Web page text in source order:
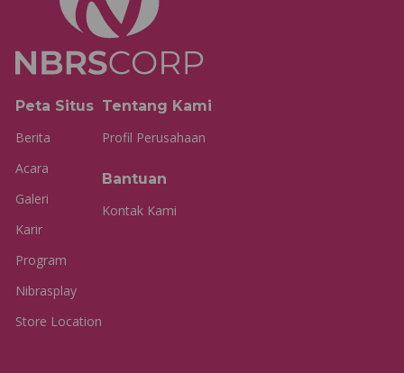
Peta Situs
Berita
Acara
Galeri
Karir
Program
Nibrasplay
Store Location
Tentang Kami
Profil Perusahaan
Bantuan
Kontak Kami